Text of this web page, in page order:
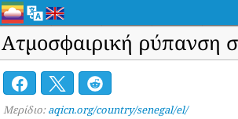
Ατμοσφαιρική ρύπανση
Μερίδιο: aqicn.org/country/senegal/el/